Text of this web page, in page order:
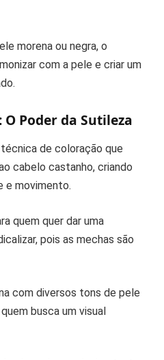
morena ou negra, o
com a pele e criar um
Poder da Sutileza
de coloração que
cabelo castanho, criando
e movimento.
quem quer dar uma
pois as mechas são
com diversos tons de pele
busca um visual